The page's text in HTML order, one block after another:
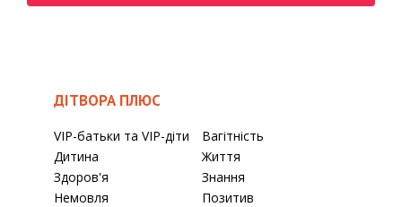
ДІТВОРА ПЛЮС
VIP-батьки та VIP-діти
Вагітність
Дитина
Життя
Здоров'я
Знання
Немовля
Позитив